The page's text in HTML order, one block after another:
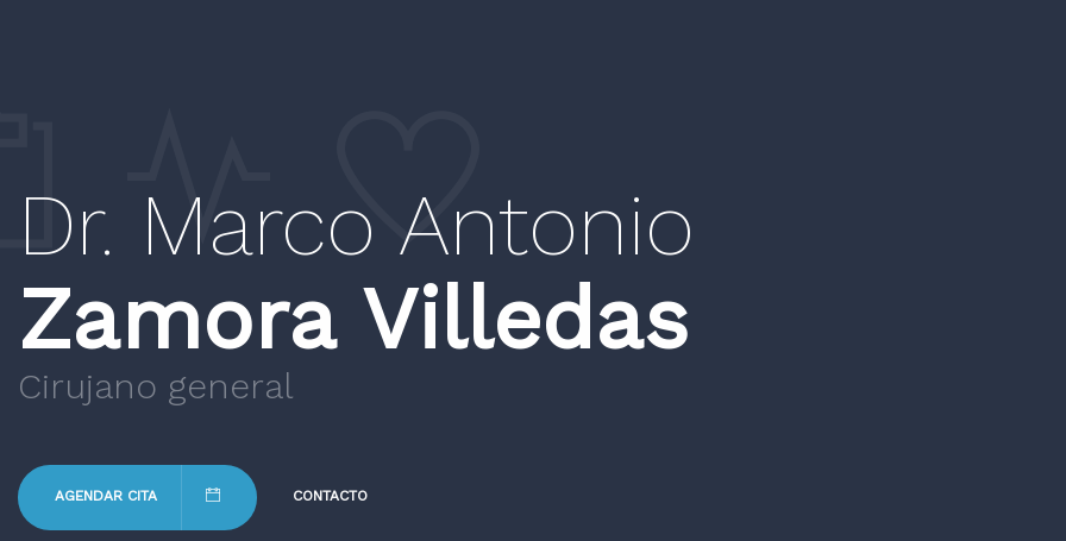
Dr. Marco Antonio
Zamora Villedas
Cirujano general
AGENDAR CITA CONTACTO